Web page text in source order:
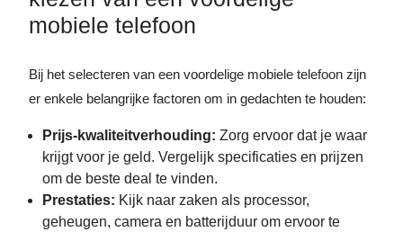
mobiele telefoon
Bij het selecteren van een voordelige mobiele telefoon zijn
er enkele belangrijke factoren om in gedachten te houden:
Prijs-kwaliteitverhouding: Zorg ervoor dat je waar
krijgt voor je geld. Vergelijk specificaties en prijzen
om de beste deal te vinden.
Prestaties: Kijk naar zaken als processor,
geheugen, camera en batterijduur om ervoor te